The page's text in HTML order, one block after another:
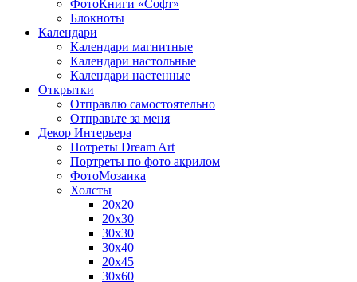
ФотоКниги «Софт»
Блокноты
Календари
Календари магнитные
Календари настольные
Календари настенные
Открытки
Отправлю самостоятельно
Отправьте за меня
Декор Интерьера
Потреты Dream Art
Портреты по фото акрилом
ФотоМозаика
Холсты
20х20
20х30
30х30
30х40
20х45
30х60